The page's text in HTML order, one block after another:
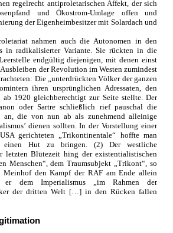
regelrecht antiproletarischen Affekt, der sich
und Ökostrom-Umlage offen und
der Eigenheimbesitzer mit Solardach und
nahmen auch die Autonomen in den
in radikalisierter Variante. Sie rückten in die
endgültig diejenigen, mit denen einst
der Revolution im Westen zumindest
Die „unterdrückten Völker der ganzen
ihren ursprünglichen Adressaten, den
ab 1920 gleichberechtigt zur Seite stellte. Der
oder Sartre schließlich rief pauschal die
an, die von nun ab als zunehmend alleinige
dienen sollten. In der Vorstellung einer
gerichteten „Trikontinentale“ hoffte man
einen Hut zu bringen. (2) Der westliche
letzten Blütezeit hing der existentialistischen
Menschen“, dem Traumsubjekt „Trikont“, so
Meinhof den Kampf der RAF am Ende allein
er dem Imperialismus „im Rahmen der
der dritten Welt […] in den Rücken fallen